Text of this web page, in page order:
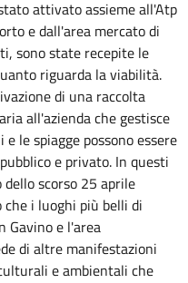
attivato assieme all'Atp
e dall'area mercato di
sono state recepite le
riguarda la viabilità.
di una raccolta
all'azienda che gestisce
le spiagge possono essere
e privato. In questi
scorso 25 aprile
i luoghi più belli di
Gavino e l'area
di altre manifestazioni
e ambientali che